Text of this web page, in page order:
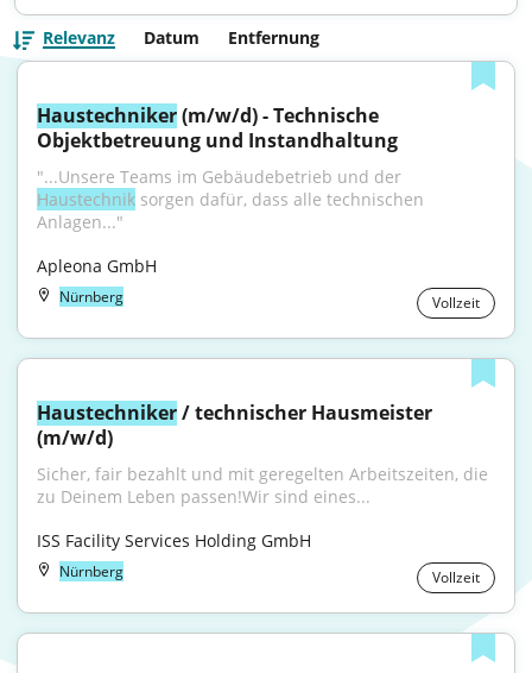
Relevanz Datum Entfernung
Haustechniker (m/w/d) - Technische
Objektbetreuung und Instandhaltung
Haustechnik sorgen dafür, dass alle technischen
Anlagen..."
Apleona GmbH
Nürnberg Vollzeit
Haustechniker / technischer Hausmeister
(m/w/d)
Sicher, fair bezahlt und mit geregelten Arbeitszeiten, die
zu Deinem Leben passen!Wir sind eines...
ISS Facility Services Holding GmbH
Nürnberg Vollzeit